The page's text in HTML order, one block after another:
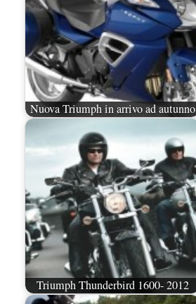
Nuova Triumph in arrivo ad autunno
Triumph Thunderbird 1600- 2012